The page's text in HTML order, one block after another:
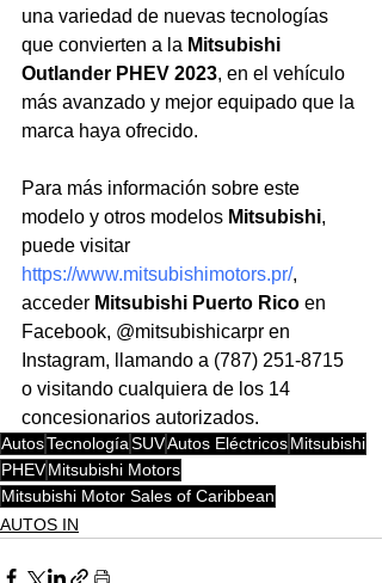
una variedad de nuevas tecnologías
que convierten a la Mitsubishi
Outlander PHEV 2023, en el vehículo
más avanzado y mejor equipado que la
marca haya ofrecido.
Para más información sobre este
modelo y otros modelos Mitsubishi,
puede visitar
https://www.mitsubishimotors.pr/,
acceder Mitsubishi Puerto Rico en
Facebook, @mitsubishicarpr en
Instagram, llamando a (787) 251-8715
o visitando cualquiera de los 14
concesionarios autorizados.
AutosTecnologíaSUVAutos EléctricosMitsubishi
PHEVMitsubishi Motors
Mitsubishi Motor Sales of Caribbean
AUTOS IN